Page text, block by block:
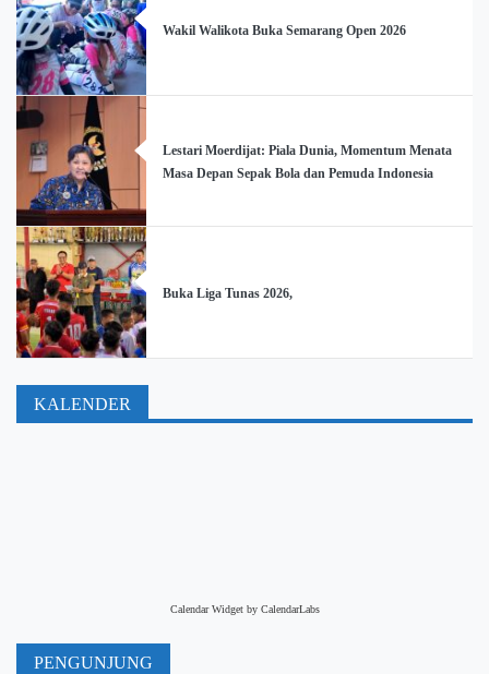
Wakil Walikota Buka Semarang Open 2026
Lestari Moerdijat: Piala Dunia, Momentum Menata
Masa Depan Sepak Bola dan Pemuda Indonesia
Buka Liga Tunas 2026,
KALENDER
Calendar Widget by CalendarLabs
PENGUNJUNG